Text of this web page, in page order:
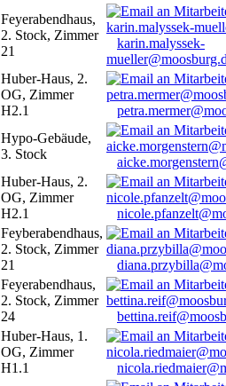
Feyerabendhaus,
2. Stock, Zimmer
21
karin.malyssek-
Huber-Haus, 2.
OG, Zimmer
H2.1
Hypo-Gebäude,
3. Stock
Huber-Haus, 2.
OG, Zimmer
H2.1
Feyberabendhaus,
2. Stock, Zimmer
21
Feyerabendhaus,
2. Stock, Zimmer
24
Huber-Haus, 1.
OG, Zimmer
H1.1